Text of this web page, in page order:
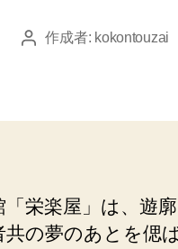
投
作成者: kokontouzai
「栄楽屋」は、遊
共の夢のあとを偲